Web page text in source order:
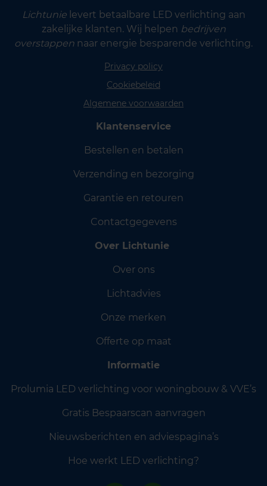
Lichtunielevert betaalbare LED verlichting aan
zakelijke klanten. Wij helpen bedrijven
overstappen naar energie besparende verlichting.
Privacy policy
Cookiebeleid
Algemene voorwaarden
Klantenservice
Bestellen en betalen
Verzending en bezorging
Garantie en retouren
Contactgegevens
Over Lichtunie
Over ons
Lichtadvies
Onze merken
Offerte op maat
Informatie
Prolumia LED verlichting voor woningbouw & VVE’s
Gratis Bespaarscan aanvragen
Nieuwsberichten en adviespagina’s
Hoe werkt LED verlichting?